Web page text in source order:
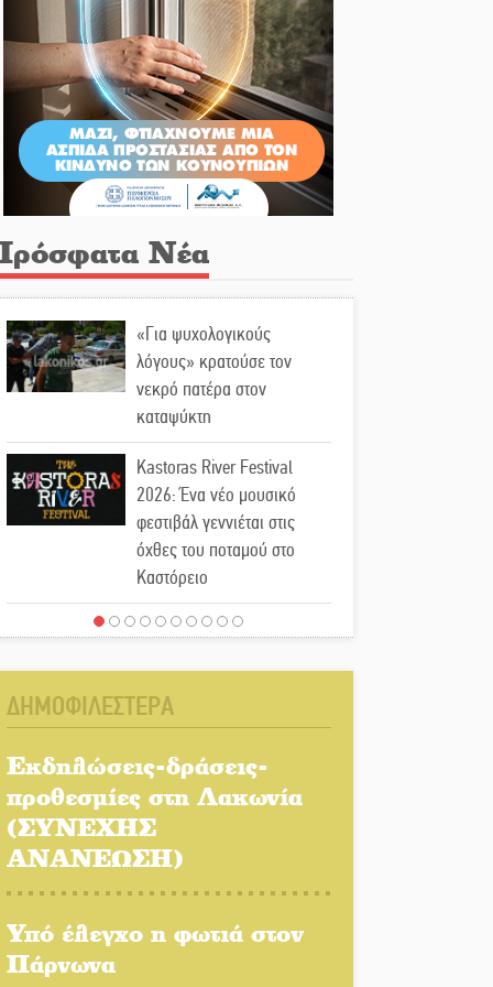
Νέα
«Για ψυχολογικούς
λόγους» κρατούσε τον
νεκρό πατέρα στον
καταψύκτη
Kastoras River Festival
2026: Ένα νέο μουσικό
φεστιβάλ γεννιέται στις
όχθες του ποταμού στο
Καστόρειο
Τα ζάρια παίρνουν «φωτιά»
Αυθεντικό γλέντι με «Γιορτή
Βραστού» στη Σοχά
Το τελεφερίκ της
Μονεμβασιάς στο τραπέζι
Πολιτισμός και παράδοση
ΔΗΜΟΦΙΛΕΣΤΕΡΑ
Εκδηλώσεις-δράσεις-
προθεσμίες στη Λακωνία
(ΣΥΝΕΧΗΣ
ΑΝΑΝΕΩΣΗ)
Υπό έλεγχο η φωτιά στον
Πάρνωνα